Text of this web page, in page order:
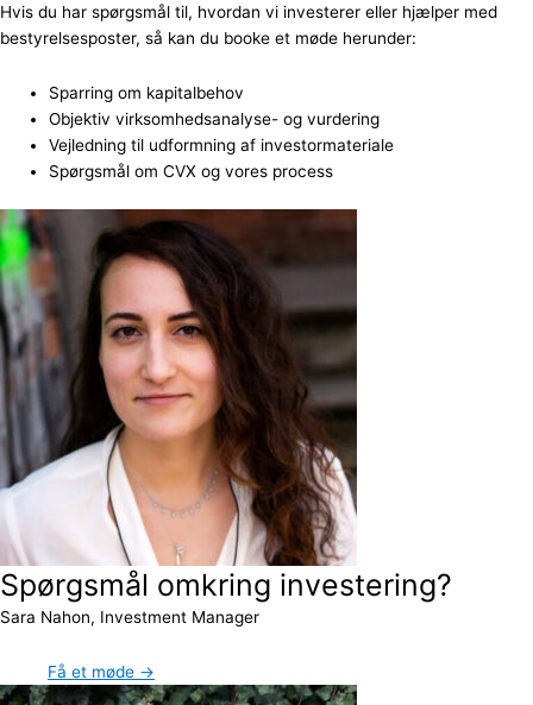
Hvis du har spørgsmål til, hvordan vi investerer eller hjælper med
bestyrelsesposter, så kan du booke et møde herunder:
Sparring om kapitalbehov
Objektiv virksomhedsanalyse- og vurdering
Vejledning til udformning af investormateriale
Spørgsmål om CVX og vores process
Spørgsmål omkring investering?
Sara Nahon, Investment Manager
Få et møde →